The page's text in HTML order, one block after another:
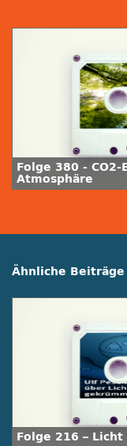
Folge 380 -
Atmosphäre
Ähnliche Beiträge
Folge 216 –